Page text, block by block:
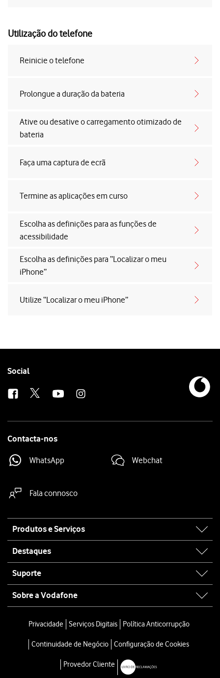
Utilização do telefone
Reinicie o telefone
Prolongue a duração da bateria
Ative ou desative o carregamento otimizado de
bateria
Faça uma captura de ecrã
Termine as aplicações em curso
Escolha as definições para as funções de
acessibilidade
Escolha as definições para “Localizar o meu
iPhone”
Utilize “Localizar o meu iPhone”
Follow
Social
Contacta-nos
WhatsApp Webchat
Fala connosco
map
Produtos e Serviços
Destaques
Suporte
Sobre a Vodafone
Privacidade Serviços Digitais Política Anticorrupção
Continuidade de Negócio Configuração de Cookies
Provedor Cliente